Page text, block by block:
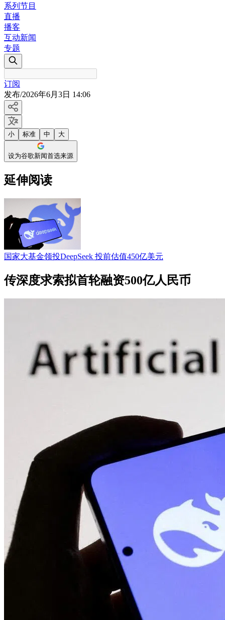
系列节目
直播
播客
互动新闻
专题
订阅
发布/2026年6月3日 14:06
小 标准 中 大
设为谷歌新闻首选来源
延伸阅读
国家大基金领投DeepSeek 投前估值450亿美元
传深度求索拟首轮融资500亿人民币